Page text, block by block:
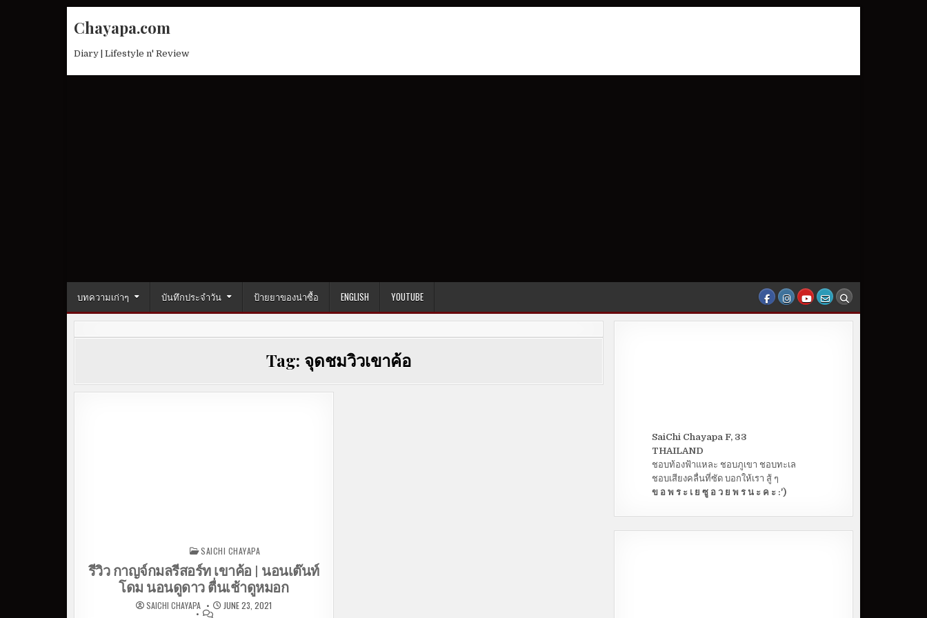
Chayapa.com
Diary | Lifestyle n' Review
บทความเก่าๆ บันทึกประจำวัน ป้ายยาของน่าซื้อ ENGLISH YOUTUBE
Tag: จุดชมวิวเขาค้อ
SAICHI CHAYAPA
รีวิว กาญจ์กมลรีสอร์ท เขาค้อ | นอนเต๊นท์
โดม นอนดูดาว ตื่นเช้าดูหมอก
SAICHI CHAYAPA
JUNE 23, 2021
SaiChi Chayapa F, 33
THAILAND
ชอบท้องฟ้าแหละ ชอบภูเขา ชอบทะเล
ชอบเสียงคลื่นที่ซัด บอกให้เรา สู้ ๆ
ข อ พ ร ะ เ ย ซู อ ว ย พ ร น ะ ค ะ :')